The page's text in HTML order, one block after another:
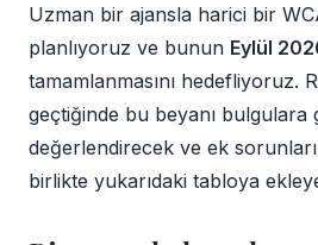
Uzman bir ajansla harici bir
planlıyoruz ve bunun Eylül
tamamlanmasını hedefliyoruz.
geçtiğinde bu beyanı bulgulara
değerlendirecek ve ek
birlikte yukarıdaki tabloya